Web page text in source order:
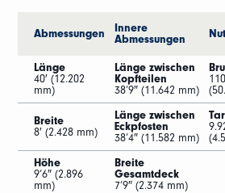
Abmessungen
Innere
Abmessungen
Länge
40′ (12.202
mm)
Länge zwischen
Kopfteilen
38’9″ (11.642 mm)
Breite
8′ (2.428 mm)
Länge zwischen
Eckpfosten
38’4″ (11.582 mm)
Höhe
9’6″ (2.896
mm)
Breite
Gesamtdeck
7’9″ (2.374 mm)